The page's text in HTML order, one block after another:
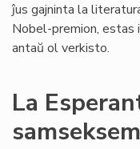
ĵus gajninta la
Nobel-premion,
antaŭ ol verkisto.
La